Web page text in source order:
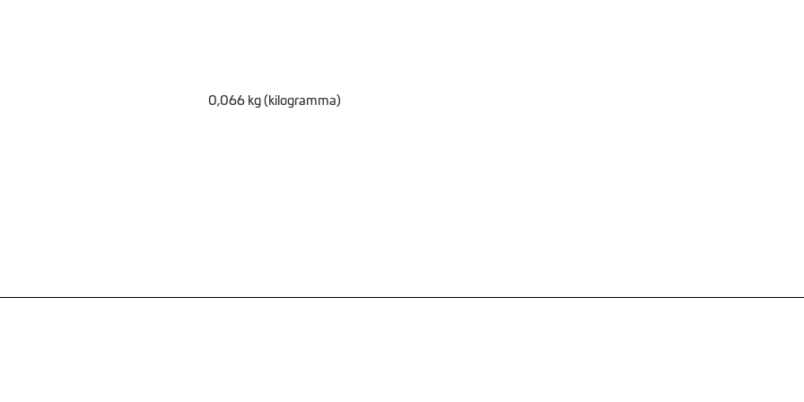
0,066 kg (kilogramma)